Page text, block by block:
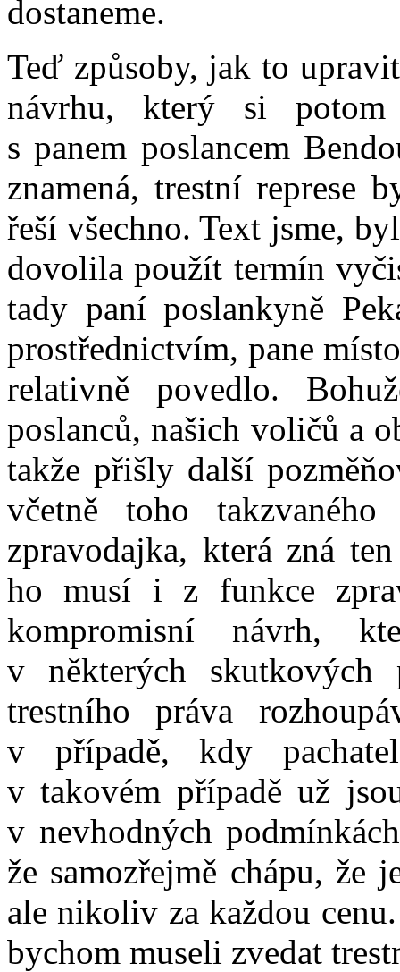
dostaneme.
Teď způsoby, jak to
návrhu, který si potom
s panem poslancem
znamená, trestní represe
řeší všechno. Text jsme,
dovolila použít termín
tady paní poslankyně
prostřednictvím, pane
relativně povedlo.
poslanců, našich voličů a
takže přišly další
včetně toho
zpravodajka, která zná
ho musí i z funkce
kompromisní návrh,
v některých skutkových
trestního práva
v případě, kdy
v takovém případě už
v nevhodných
že samozřejmě chápu, že
ale nikoliv za každou
bychom museli zvedat